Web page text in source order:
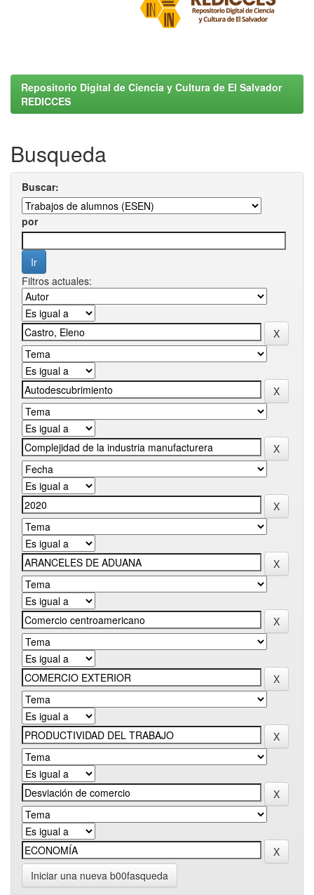
Repositorio Digital de Ciencia y Cultura de El Salvador
REDICCES
Busqueda
Buscar:
por
Filtros actuales:
Iniciar una nueva b00fasqueda